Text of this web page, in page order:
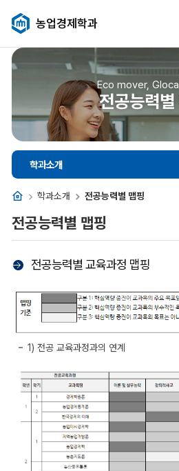
농업경제학과
Eco mover,
전공능력별
홈 학과소개 전공능력별 맵핑
학과소개
전공능력별 맵핑
전공능력별 교육과정 맵핑
1) 전공 교육과정과의 연계